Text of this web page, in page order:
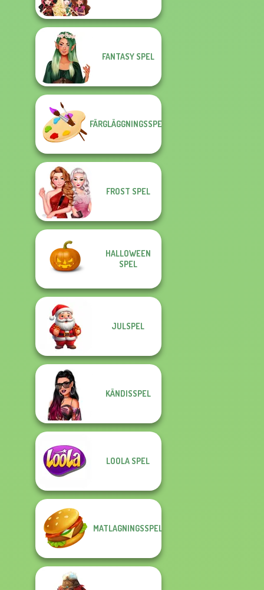
FANTASY SPEL
FÄRGLÄGGNINGSSPEL
FROST SPEL
HALLOWEEN
SPEL
JULSPEL
KÄNDISSPEL
LOOLA SPEL
MATLAGNINGSSPEL